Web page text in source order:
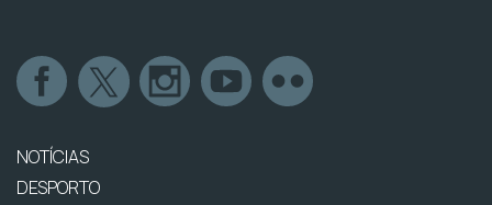
NOTÍCIAS
DESPORTO